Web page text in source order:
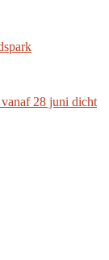
28 juni dicht